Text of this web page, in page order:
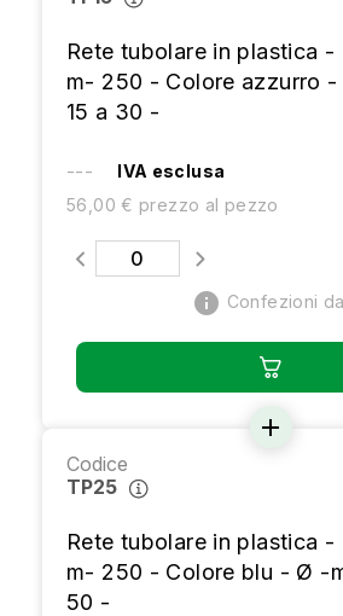
Rete tubolare in plastica -
m- 250 - Colore azzurro
15 a 30 -
---
IVA esclusa
56,00 € prezzo al pezzo
info Confezioni da
add
Codice
TP25
Rete tubolare in plastica -
m- 250 - Colore blu - Ø -
50 -